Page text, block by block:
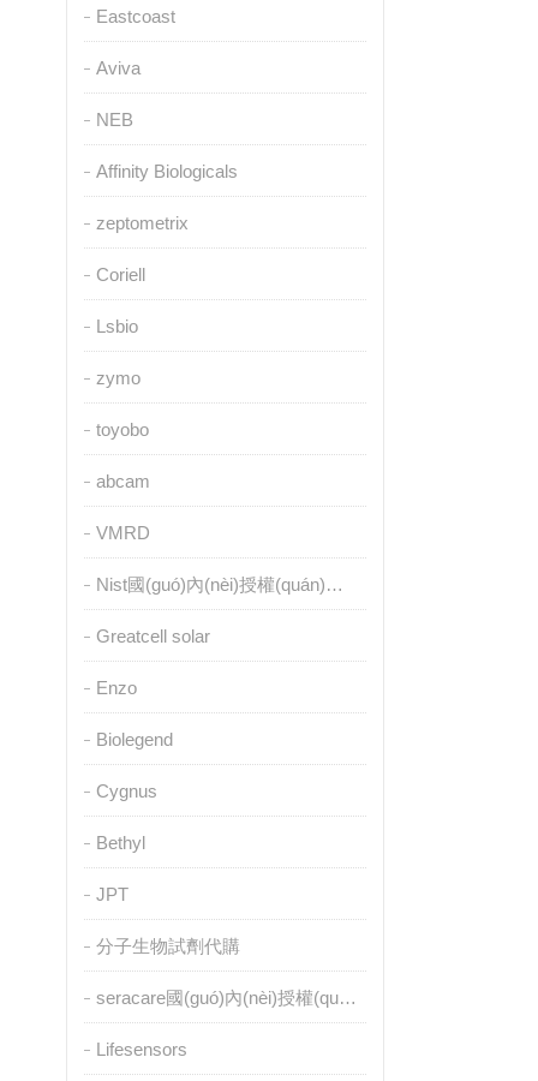
Eastcoast
Aviva
NEB
Affinity Biologicals
zeptometrix
Coriell
Lsbio
zymo
toyobo
abcam
VMRD
Nist國(guó)內(nèi)授權(quán)代理
Greatcell solar
Enzo
Biolegend
Cygnus
Bethyl
JPT
分子生物試劑代購
seracare國(guó)內(nèi)授權(quán)代理
Lifesensors